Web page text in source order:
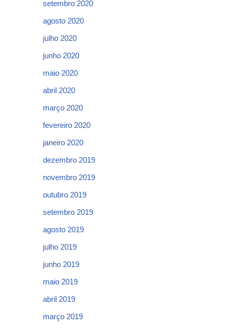
setembro 2020
agosto 2020
julho 2020
junho 2020
maio 2020
abril 2020
março 2020
fevereiro 2020
janeiro 2020
dezembro 2019
novembro 2019
outubro 2019
setembro 2019
agosto 2019
julho 2019
junho 2019
maio 2019
abril 2019
março 2019